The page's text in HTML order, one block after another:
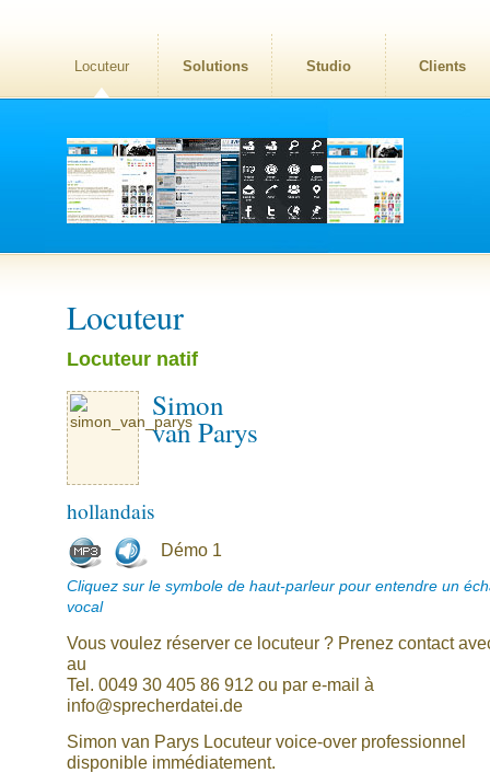
Locuteur Solutions Studio Clients
Locuteur
Locuteur natif
Simon
van Parys
hollandais
Démo 1
Cliquez sur le symbole de haut-parleur pour entendre un
vocal
Vous voulez réserver ce locuteur ? Prenez contact
au
Tel. 0049 30 405 86 912 ou par e-mail à
info@sprecherdatei.de
Simon van Parys Locuteur voice-over professionnel
disponible immédiatement.